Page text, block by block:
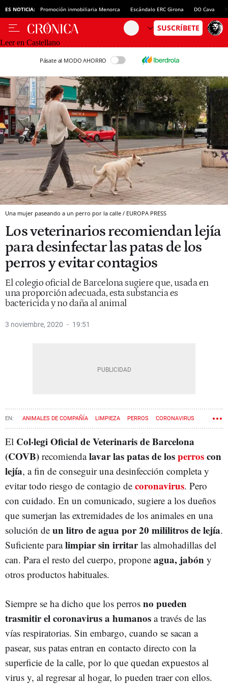
ES NOTICIA: Promoción inmobiliaria Menorca Escándalo ERC Girona DO Cava
Leer en Castellano
Pásate al MODO AHORRO
Una mujer paseando a un perro por la calle / EUROPA PRESS
Los veterinarios recomiendan lejía
para desinfectar las patas de los
perros y evitar contagios
El colegio oficial de Barcelona sugiere que, usada en
una proporción adecuada, esta substancia es
bactericida y no daña al animal
3 noviembre, 2020 19:51
ANIMALES DE COMPAÑÍA LIMPIEZA PERROS CORONAVIRUS
El Col·legiOficial de Veterinaris de Barcelona
(COVB) recomiendalavar las patas de losperroscon
lejía, a fin de conseguir una desinfección completa y
evitar todo riesgo de contagio de coronavirus. Pero
con cuidado. En un comunicado, sugiere a los dueños
que sumerjan las extremidades de los animales en una
solución de un litro de agua por 20 mililitros de lejía.
Suficiente paralimpiar sin irritarlas almohadillas del
can. Para el resto del cuerpo, propone agua, jabón y
otros productos habituales.
Siempre se ha dicho que los perros no pueden
trasmitir el coronavirus a humanos a través de las
vías respiratorias. Sin embargo, cuando se sacan a
pasear, sus patas entran en contacto directo con la
superficie de la calle, por lo que quedan expuestos al
virus y, al regresar al hogar, lo pueden traer con ellos.